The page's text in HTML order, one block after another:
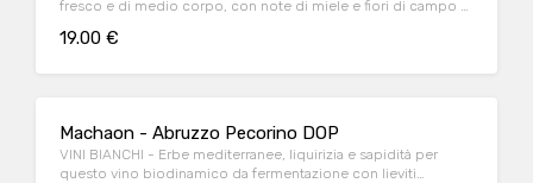
fresco e di medio corpo, con note di miele e fiori di campo -
19.00 €
Machaon - Abruzzo Pecorino DOP
VINI BIANCHI - Erbe mediterranee, liquirizia e sapidità per
questo vino biodinamico da fermentazione con lieviti